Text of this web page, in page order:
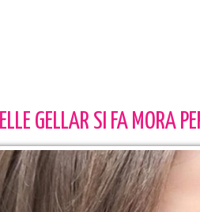
GELLAR SI FA MORA